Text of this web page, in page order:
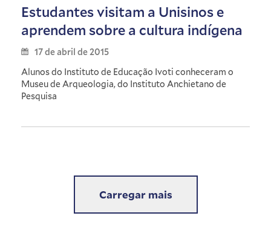
Estudantes visitam a Unisinos e
aprendem sobre a cultura indígena
17 de abril de 2015
Alunos do Instituto de Educação Ivoti conheceram o
Museu de Arqueologia, do Instituto Anchietano de
Pesquisa
Carregar mais